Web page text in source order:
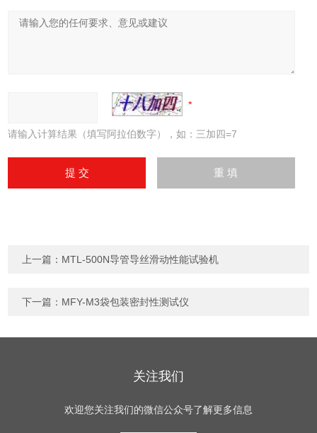
请输入计算结果（填写阿拉伯数字），如：三加四=7
上一篇： MTL-500N导管导丝滑动性能试验机
下一篇： MFY-M3袋包装密封性测试仪
关注我们
欢迎您关注我们的微信公众号了解更多信息